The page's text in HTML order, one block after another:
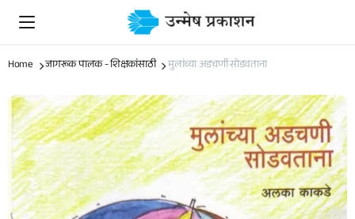
Home जागरूक पालक - शिक्षकांसाठी मुलांच्या अडचणी सोडवताना